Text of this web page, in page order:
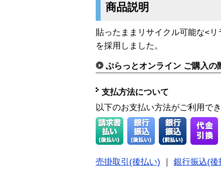
商品説明
貼ったままリサイクル可能な<
を採用しました。
ぷらっとオンライン ご購入の
支払方法について
以下のお支払い方法がご利用で
売掛取引(後払い)
銀行振込(後